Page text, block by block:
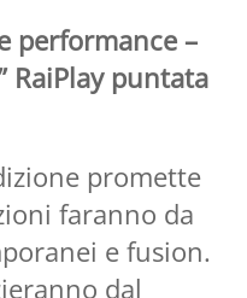
performance –
RaiPlay puntata
promette
faranno da
e fusion.
dal